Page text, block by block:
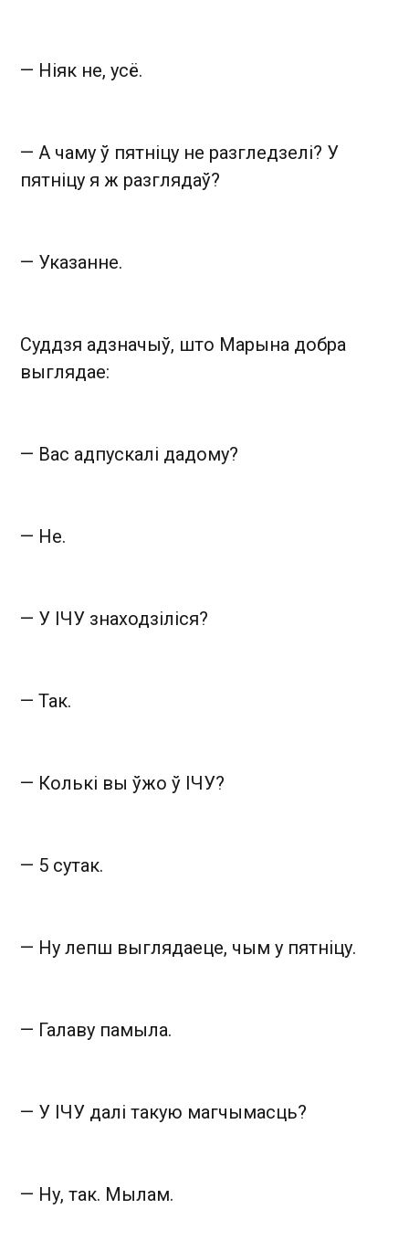
— Ніяк не, усё.
— А чаму ў пятніцу не разгледзелі? У
пятніцу я ж разглядаў?
— Указанне.
Суддзя адзначыў, што Марына добра
выглядае:
— Вас адпускалі дадому?
— Не.
— У ІЧУ знаходзіліся?
— Так.
— Колькі вы ўжо ў ІЧУ?
— 5 сутак.
— Ну лепш выглядаеце, чым у пятніцу.
— Галаву памыла.
— У ІЧУ далі такую магчымасць?
— Ну, так. Мылам.